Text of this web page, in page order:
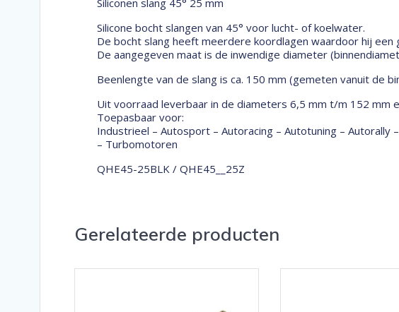
Silicone bocht slangen van 45° voor lucht- of koelwater.
De bocht slang heeft meerdere koordlagen waardoor hij
De aangegeven maat is de inwendige diameter
Beenlengte van de slang is ca. 150 mm (gemeten vanuit de
Uit voorraad leverbaar in de diameters 6,5 mm t/m 152 mm
Toepasbaar voor:
Industrieel – Autosport – Autoracing – Autotuning –
– Turbomotoren
QHE45-25BLK / QHE45__25Z
Gerelateerde producten